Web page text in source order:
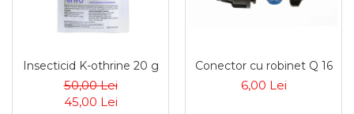
Insecticid K-othrine 20 g
50,00 Lei
45,00 Lei
Conector cu robinet Q 16
6,00 Lei